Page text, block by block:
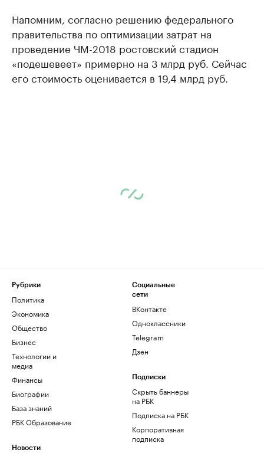
Напомним, согласно решению федерального
правительства по оптимизации затрат на
проведение ЧМ-2018 ростовский стадион
«подешевеет» примерно на 3 млрд руб. Сейчас
его стоимость оценивается в 19,4 млрд руб.
Рубрики
Политика
Экономика
Общество
Бизнес
Технологии и
медиа
Финансы
Биографии
База знаний
РБК Образование
Новости
Социальные
сети
ВКонтакте
Одноклассники
Telegram
Дзен
Подписки
Скрыть баннеры
на РБК
Подписка на РБК
Корпоративная
подписка